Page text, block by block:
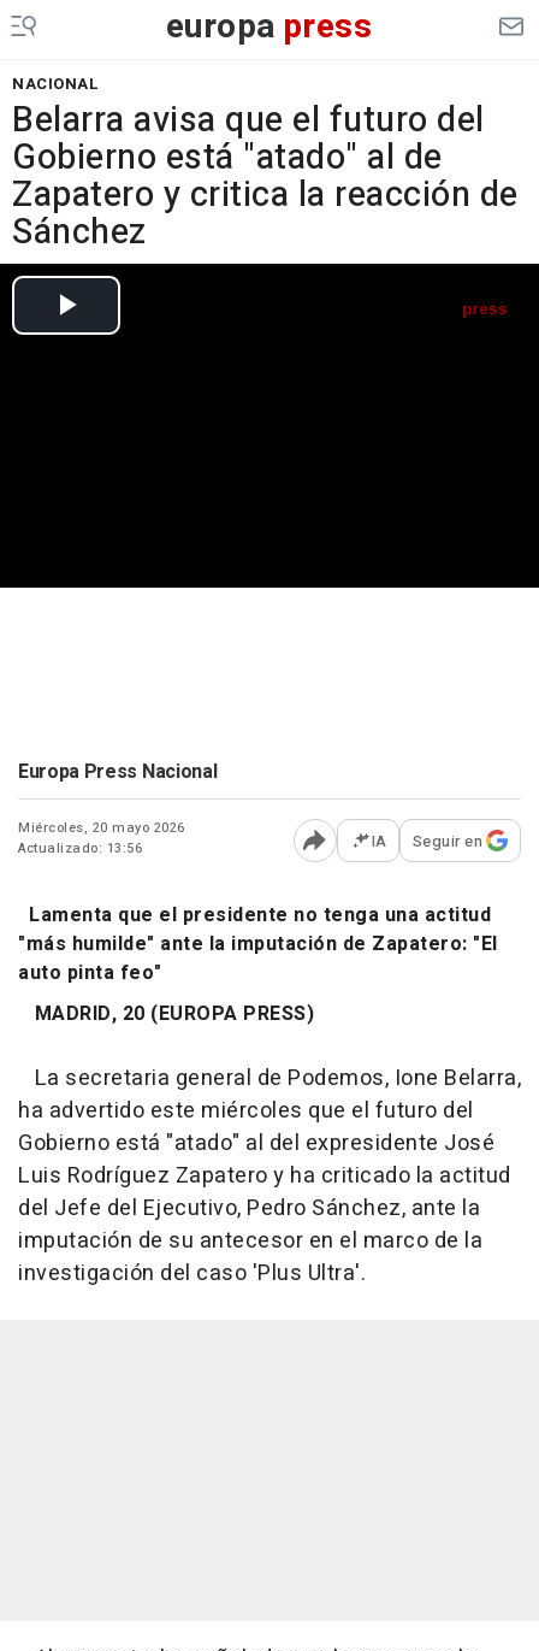
europa press
NACIONAL
Belarra avisa que el futuro del
Gobierno está "atado" al de
Zapatero y critica la reacción de
Sánchez
Europa Press Nacional
Miércoles, 20 mayo 2026
Actualizado: 13:56
Abrir opciones para
IA Seguir en
Lamenta que el presidente no tenga una actitud
"más humilde" ante la imputación de Zapatero: "El
auto pinta feo"
MADRID, 20 (EUROPA PRESS)
La secretaria general de Podemos, Ione Belarra,
ha advertido este miércoles que el futuro del
Gobierno está "atado" al del expresidente José
Luis Rodríguez Zapatero y ha criticado la actitud
del Jefe del Ejecutivo, Pedro Sánchez, ante la
imputación de su antecesor en el marco de la
investigación del caso 'Plus Ultra'.